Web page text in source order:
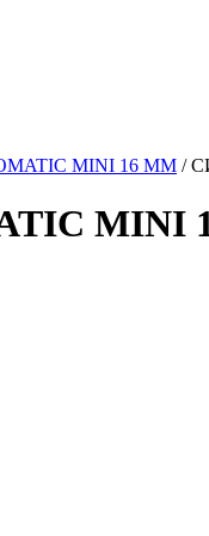
MINI 16 ММ /
MINI